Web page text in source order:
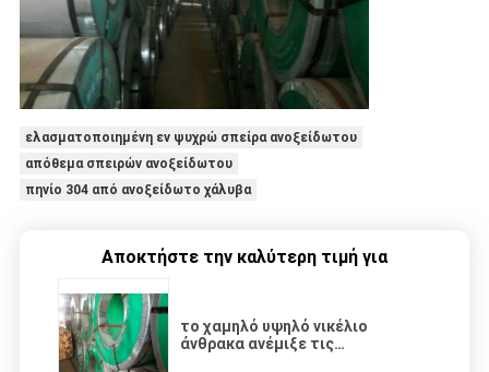
ελασματοποιημένη εν ψυχρώ σπείρα ανοξείδωτου
απόθεμα σπειρών ανοξείδωτου
πηνίο 304 από ανοξείδωτο χάλυβα
Αποκτήστε την καλύτερη τιμή για
το χαμηλό υψηλό νικέλιο
άνθρακα ανέμιξε τις